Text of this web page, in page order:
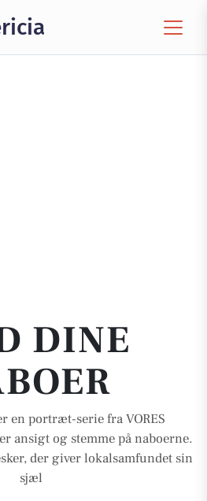
DINE
en portræt-serie fra VORES
ansigt og stemme på naboerne.
der giver lokalsamfundet sin
sjæl